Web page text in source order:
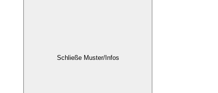
Schließe Muster/Infos